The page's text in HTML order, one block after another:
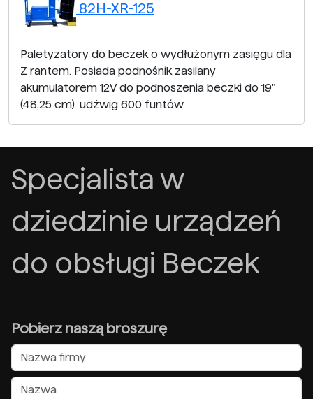
82H-XR-125
Paletyzatory do beczek o wydłużonym zasięgu dla
Z rantem. Posiada podnośnik zasilany
akumulatorem 12V do podnoszenia beczki do 19"
(48,25 cm). udźwig 600 funtów.
Specjalista w
dziedzinie urządzeń
do obsługi Beczek
Pobierz naszą broszurę